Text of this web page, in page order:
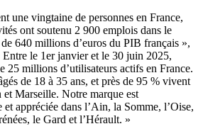
une vingtaine de personnes en France,
ont soutenu 2 900 emplois dans le
640 millions d’euros du PIB français »,
le 1er janvier et le 30 juin 2025,
25 millions d’utilisateurs actifs en France.
de 18 à 35 ans, et près de 95 % vivent
et Marseille. Notre marque est
appréciée dans l’Ain, la Somme, l’Oise,
le Gard et l’Hérault. »